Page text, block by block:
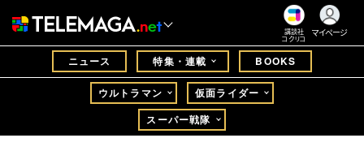
講談社
コクリコ
マイページ
ニュース 特集・連載 BOOKS
ウルトラマン
仮面ライダー
スーパー戦隊